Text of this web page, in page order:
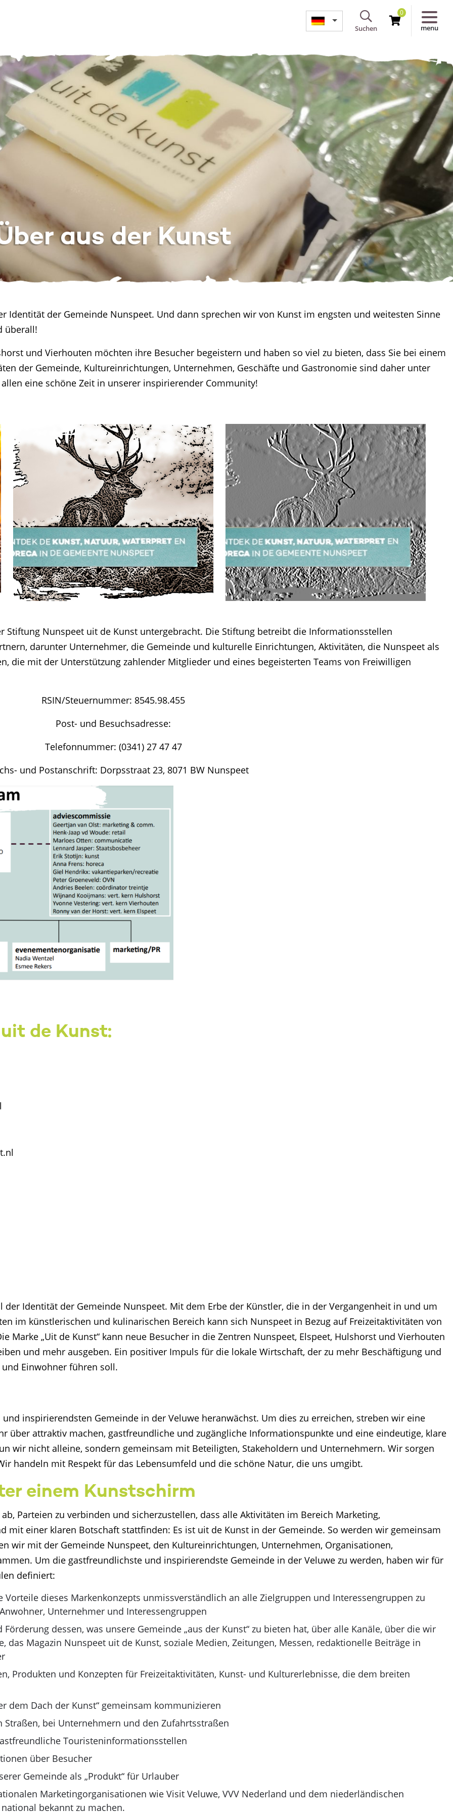
Suchen
0
menu
aus der Kunst
Identität der Gemeinde Nunspeet. Und dann sprechen wir von Kunst im engsten und weitesten Sinne
überall!
und Vierhouten möchten ihre Besucher begeistern und haben so viel zu bieten, dass Sie bei einem
der Gemeinde, Kultureinrichtungen, Unternehmen, Geschäfte und Gastronomie sind daher unter
eine schöne Zeit in unserer inspirierender Community!
Stiftung Nunspeet uit de Kunst untergebracht. Die Stiftung betreibt die Informationsstellen
darunter Unternehmer, die Gemeinde und kulturelle Einrichtungen, Aktivitäten, die Nunspeet als
die mit der Unterstützung zahlender Mitglieder und eines begeisterten Teams von Freiwilligen
RSIN/Steuernummer: 8545.98.455
Post- und Besuchsadresse:
Telefonnummer: (0341) 27 47 47
und Postanschrift: Dorpsstraat 23, 8071 BW Nunspeet
de Kunst:
Identität der Gemeinde Nunspeet. Mit dem Erbe der Künstler, die in der Vergangenheit in und um
im künstlerischen und kulinarischen Bereich kann sich Nunspeet in Bezug auf Freizeitaktivitäten von
Marke „Uit de Kunst“ kann neue Besucher in die Zentren Nunspeet, Elspeet, Hulshorst und Vierhouten
und mehr ausgeben. Ein positiver Impuls für die lokale Wirtschaft, der zu mehr Beschäftigung und
Einwohner führen soll.
inspirierendsten Gemeinde in der Veluwe heranwächst. Um dies zu erreichen, streben wir eine
über attraktiv machen, gastfreundliche und zugängliche Informationspunkte und eine eindeutige, klare
wir nicht alleine, sondern gemeinsam mit Beteiligten, Stakeholdern und Unternehmern. Wir sorgen
handeln mit Respekt für das Lebensumfeld und die schöne Natur, die uns umgibt.
einem Kunstschirm
Parteien zu verbinden und sicherzustellen, dass alle Aktivitäten im Bereich Marketing,
einer klaren Botschaft stattfinden: Es ist uit de Kunst in der Gemeinde. So werden wir gemeinsam
wir mit der Gemeinde Nunspeet, den Kultureinrichtungen, Unternehmen, Organisationen,
Um die gastfreundlichste und inspirierendste Gemeinde in der Veluwe zu werden, haben wir für
definiert:
Vorteile dieses Markenkonzepts unmissverständlich an alle Zielgruppen und Interessengruppen zu
Unternehmer und Interessengruppen
dessen, was unsere Gemeinde „aus der Kunst“ zu bieten hat, über alle Kanäle, über die wir
Magazin Nunspeet uit de Kunst, soziale Medien, Zeitungen, Messen, redaktionelle Beiträge in
Produkten und Konzepten für Freizeitaktivitäten, Kunst- und Kulturerlebnisse, die dem breiten
dem Dach der Kunst“ gemeinsam kommunizieren
bei Unternehmern und den Zufahrtsstraßen
Touristeninformationsstellen
über Besucher
Gemeinde als „Produkt“ für Urlauber
Marketingorganisationen wie Visit Veluwe, VVV Nederland und dem niederländischen
bekannt zu machen.